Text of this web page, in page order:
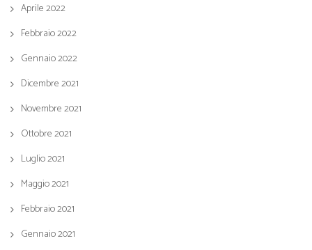
Aprile 2022
Febbraio 2022
Gennaio 2022
Dicembre 2021
Novembre 2021
Ottobre 2021
Luglio 2021
Maggio 2021
Febbraio 2021
Gennaio 2021